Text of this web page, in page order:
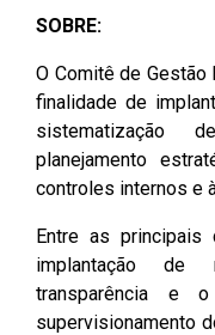
Comitê de Gestão
COGE
Comunicação
Coordenadoria do
Alece de
Célula de
Comunicação
Célula de Projetos
Coordenadoria de
Corregedoria
Comitê de
Combate à Violência
Comitê de
Social
Defensoria Pública
Departamento de
Assistência Social
Des. Regional,
dricos, Minas e
Direitos Humanos e
Fiscalização e
Indústria,
Votações Nominais
Medalhas e
Mapa de Leis
Políticas
SOBRE:
O Comitê de Gestão
finalidade de
sistematização
planejamento
controles internos e
Entre as principais
implantação de
transparência e
supervisionamento